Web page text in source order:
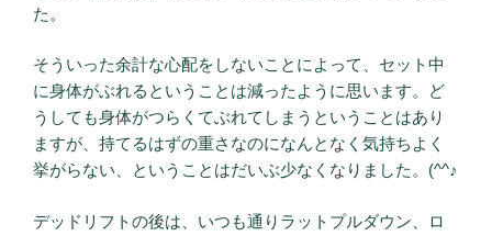
た。
そういった余計な心配をしないことによって、セット中
に身体がぶれるということは減ったように思います。ど
うしても身体がつらくてぶれてしまうということはあり
ますが、持てるはずの重さなのになんとなく気持ちよく
挙がらない、ということはだいぶ少なくなりました。(^^♪
デッドリフトの後は、いつも通りラットプルダウン、ロ